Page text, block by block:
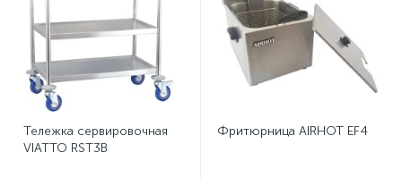
Тележка сервировочная
VIATTO RST3B
Фритюрница AIRHOT EF4